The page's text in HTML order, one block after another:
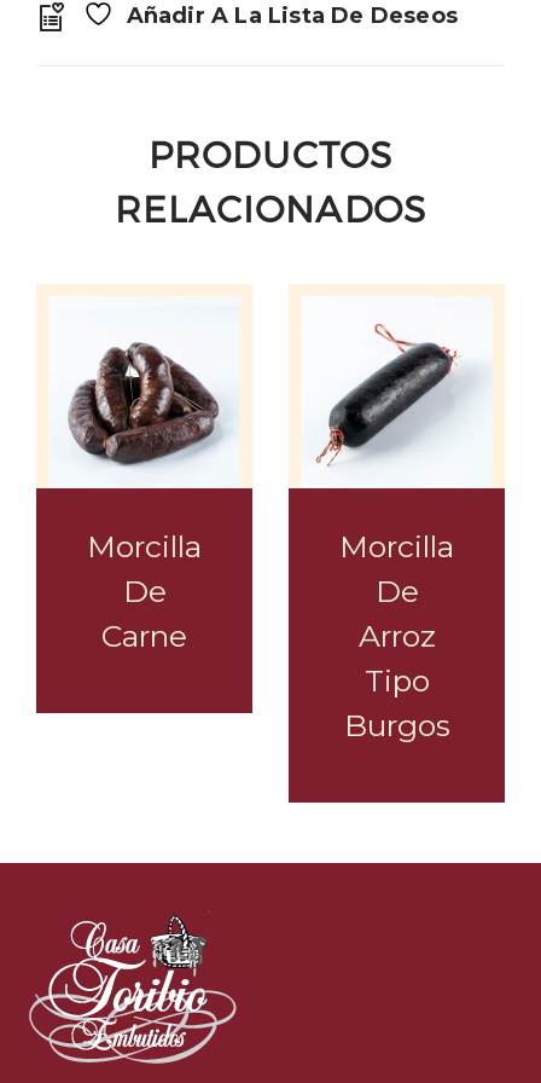
Añadir A La Lista De Deseos
PRODUCTOS
RELACIONADOS
Morcilla
De
Carne
Morcilla
De
Arroz
Tipo
Burgos